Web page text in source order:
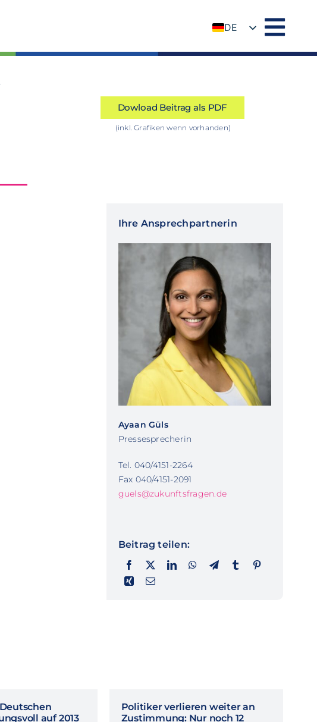
DE
Dowload Beitrag als PDF
(inkl. Grafiken wenn vorhanden)
Ihre Ansprechpartnerin
Ayaan Güls
Pressesprecherin
Tel. 040/4151-2264
Fax 040/4151-2091
guels@zukunftsfragen.de
Beitrag teilen:
auf 2013
Politiker verlieren weiter an
Zustimmung: Nur noch 12